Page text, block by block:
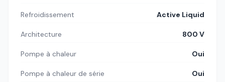
Refroidissement Active Liquid
Architecture 800 V
Pompe à chaleur Oui
Pompe à chaleur de série Oui